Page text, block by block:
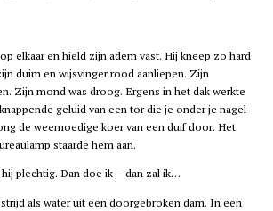
elkaar en hield zijn adem vast. Hij kneep zo hard
duim en wijsvinger rood aanliepen. Zijn
Zijn mond was droog. Ergens in het dak werkte
geluid van een tor die je onder je nagel
de weemoedige koer van een duif door. Het
staarde hem aan.
hij plechtig. Dan doe ik – dan zal ik…
als water uit een doorgebroken dam. In een